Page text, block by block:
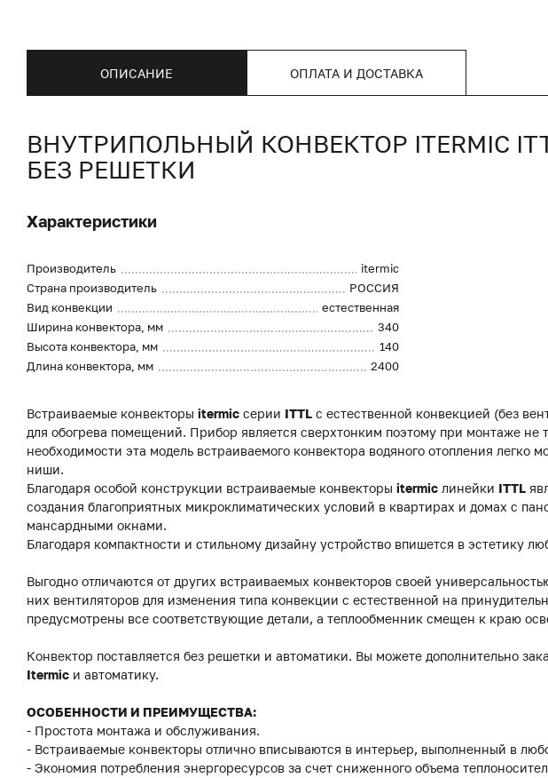
ОПИСАНИЕ ОПЛАТА И ДОСТАВКА
ВНУТРИПОЛЬНЫЙ КОНВЕКТОР ITERMIC
БЕЗ РЕШЕТКИ
Характеристики
Производитель
itermic
Страна производитель
РОССИЯ
Вид конвекции
естественная
Ширина конвектора, мм
340
Высота конвектора, мм
140
Длина конвектора, мм
2400
Встраиваемые конвекторы itermic серии ITTL с естественной конвекцией (без
для обогрева помещений. Прибор является сверхтонким поэтому при монтаже не
необходимости эта модель встраиваемого конвектора водяного отопления легко
ниши.
Благодаря особой конструкции встраиваемые конвекторы itermic линейки ITTL
создания благоприятных микроклиматических условий в квартирах и домах с
мансардными окнами.
Благодаря компактности и стильному дизайну устройство впишется в эстетику
Выгодно отличаются от других встраиваемых конвекторов своей
них вентиляторов для изменения типа конвекции с естественной на
предусмотрены все соответствующие детали, а теплообменник смещен к краю
Конвектор поставляется без решетки и автоматики. Вы можете дополнительно
Itermic и автоматику.
ОСОБЕННОСТИ И ПРЕИМУЩЕСТВА:
- Простота монтажа и обслуживания.
- Встраиваемые конвекторы отлично вписываются в интерьер, выполненный в
- Экономия потребления энергоресурсов за счет сниженного объема